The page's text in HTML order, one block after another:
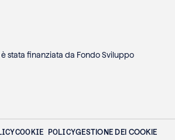
stata finanziata da Fondo Sviluppo
COOKIE POLICYGESTIONE DEI COOKIE